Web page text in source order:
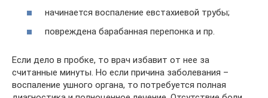
начинается воспаление евстахиевой трубы;
повреждена барабанная перепонка и пр.
Если дело в пробке, то врач избавит от нее за
считанные минуты. Но если причина заболевания –
воспаление ушного органа, то потребуется полная